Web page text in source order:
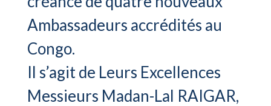
Ambassadeurs accrédités au
Congo.
Il s’agit de Leurs Excellences
Messieurs Madan-Lal RAIGAR,